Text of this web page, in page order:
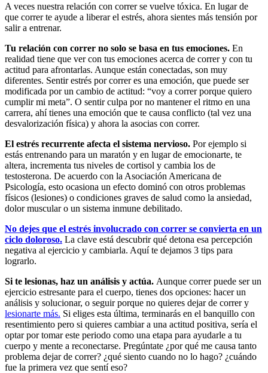
A veces nuestra relación con correr se vuelve tóxica. En lugar de
que correr te ayude a liberar el estrés, ahora sientes más tensión por
salir a entrenar.
Tu relación con correr no solo se basa en tus emociones. En
realidad tiene que ver con tus emociones acerca de correr y con tu
actitud para afrontarlas. Aunque están conectadas, son muy
diferentes. Sentir estrés por correr es una emoción, que puede ser
modificada por un cambio de actitud: “voy a correr porque quiero
cumplir mi meta”. O sentir culpa por no mantener el ritmo en una
carrera, ahí tienes una emoción que te causa conflicto (tal vez una
desvalorización física) y ahora la asocias con correr.
El estrés recurrente afecta el sistema nervioso. Por ejemplo si
estás entrenando para un maratón y en lugar de emocionarte, te
altera, incrementa tus niveles de cortisol y cambia los de
testosterona. De acuerdo con la Asociación Americana de
Psicología, esto ocasiona un efecto dominó con otros problemas
físicos (lesiones) o condiciones graves de salud como la ansiedad,
dolor muscular o un sistema inmune debilitado.
No dejes que el estrés involucrado con correr se convierta en un
ciclo doloroso. La clave está descubrir qué detona esa percepción
negativa al ejercicio y cambiarla. Aquí te dejamos 3 tips para
lograrlo.
Si te lesionas, haz un análisis y actúa. Aunque correr puede ser un
ejercicio estresante para el cuerpo, tienes dos opciones: hacer un
análisis y solucionar, o seguir porque no quieres dejar de correr y
lesionarte más. Si eliges esta última, terminarás en el banquillo con
resentimiento pero si quieres cambiar a una actitud positiva, sería el
optar por tomar este periodo como una etapa para ayudarle a tu
cuerpo y mente a reconectarse. Pregúntate ¿por qué me causa tanto
problema dejar de correr? ¿qué siento cuando no lo hago? ¿cuándo
fue la primera vez que sentí eso?